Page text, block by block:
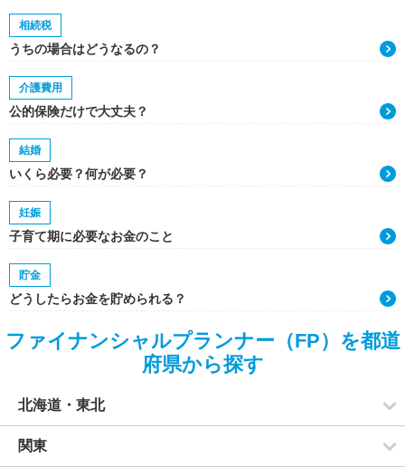
相続税
うちの場合はどうなるの？
介護費用
公的保険だけで大丈夫？
結婚
いくら必要？何が必要？
妊娠
子育て期に必要なお金のこと
貯金
どうしたらお金を貯められる？
ファイナンシャルプランナー（FP）を都道
府県から探す
北海道・東北
関東